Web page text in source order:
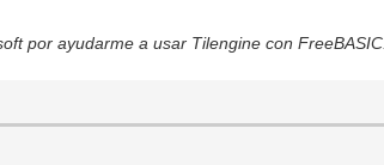
por ayudarme a usar Tilengine con FreeBASIC.